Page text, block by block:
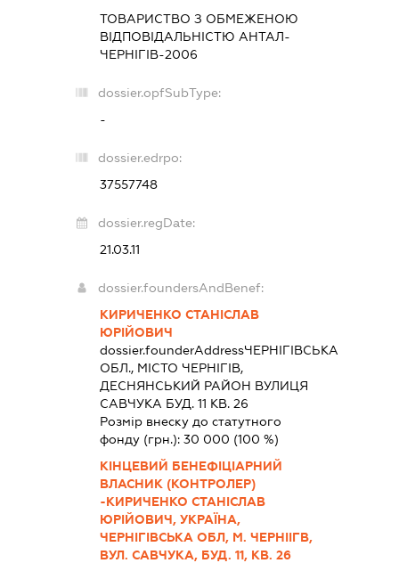
ТОВАРИСТВО З ОБМЕЖЕНОЮ
ВІДПОВІДАЛЬНІСТЮ АНТАЛ-
ЧЕРНІГІВ-2006
dossier.opfSubType:
-
dossier.edrpo:
37557748
dossier.regDate:
21.03.11
dossier.foundersAndBenef:
КИРИЧЕНКО СТАНІСЛАВ
ЮРІЙОВИЧ
dossier.founderAddressЧЕРНІГІВСЬКА
ОБЛ., МІСТО ЧЕРНІГІВ,
ДЕСНЯНСЬКИЙ РАЙОН ВУЛИЦЯ
САВЧУКА БУД. 11 КВ. 26
Розмір внеску до статутного
фонду (грн.): 30 000 (100 %)
КІНЦЕВИЙ БЕНЕФІЦІАРНИЙ
ВЛАСНИК (КОНТРОЛЕР)
-КИРИЧЕНКО СТАНІСЛАВ
ЮРІЙОВИЧ, УКРАЇНА,
ЧЕРНІГІВСЬКА ОБЛ, М. ЧЕРНІІГВ,
ВУЛ. САВЧУКА, БУД. 11, КВ. 26